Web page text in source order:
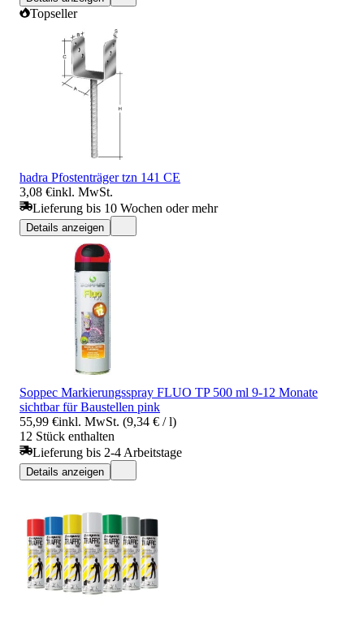
Topseller
hadra Pfostenträger tzn 141 CE
3,08 €inkl. MwSt.
Lieferung bis 10 Wochen oder mehr
Details anzeigen
Soppec Markierungsspray FLUO TP 500 ml 9-12 Monate
sichtbar für Baustellen pink
55,99 €inkl. MwSt. (9,34 € / l)
12 Stück enthalten
Lieferung bis 2-4 Arbeitstage
Details anzeigen